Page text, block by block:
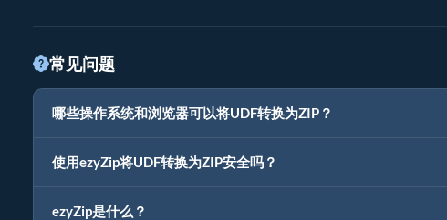
常见问题
哪些操作系统和浏览器可以将UDF转换为ZIP？
使用ezyZip将UDF转换为ZIP安全吗？
ezyZip是什么？